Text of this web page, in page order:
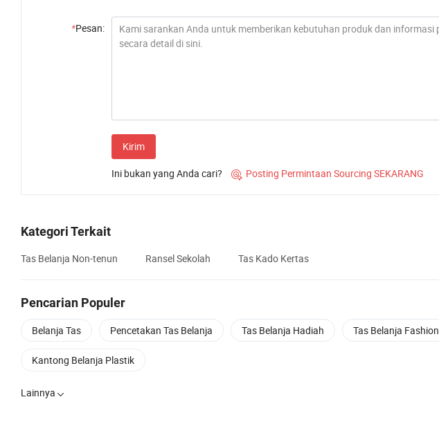
*Pesan:
Kirim
Ini bukan yang Anda cari?  Posting Permintaan Sourcing SEKARANG
Kategori Terkait
Tas Belanja Non-tenun Ransel Sekolah Tas Kado Kertas
Pencarian Populer
Belanja Tas Pencetakan Tas Belanja Tas Belanja Hadiah Tas Belanja Fashion
Kantong Belanja Plastik
Lainnya 